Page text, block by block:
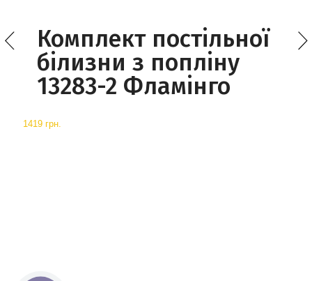
Комплект постільної
білизни з попліну
13283-2 Фламінго
1419 грн.